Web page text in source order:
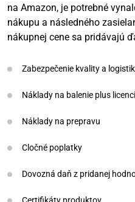
na Amazon, je potrebné
nákupu a následného
nákupnej cene sa pridávajú
Zabezpečenie kvality a
Náklady na balenie plus
Náklady na prepravu
Cločné poplatky
Dovozná daň z pridanej